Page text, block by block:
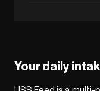
Your daily